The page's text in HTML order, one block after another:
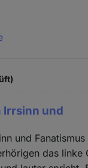
Irrsinn und
und
das